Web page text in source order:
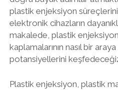
plastik enjeksiyon
elektronik cihazların
makalede, plastik
kaplamalarının nasıl bir
potansiyellerini
Plastik enjeksiyon, plastik